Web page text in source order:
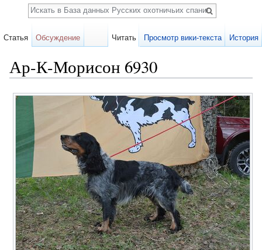
Ар-К-Морисон 6930
Карточка
собаки
Статья Обсуждение Читать Просмотр вики-текста История
Поиск